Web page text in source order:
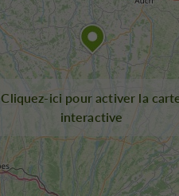
Cliquez-ici pour activer la
interactive